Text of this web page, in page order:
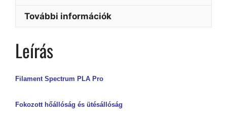
További információk
Leírás
Filament Spectrum PLA Pro
Fokozott hőállóság és ütésállóság